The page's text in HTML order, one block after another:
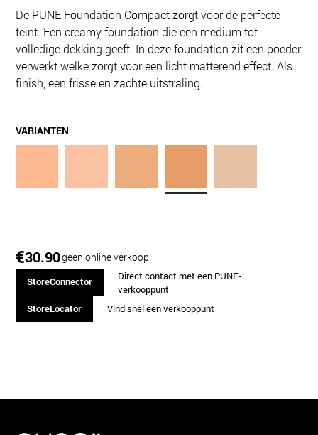
De PUNE Foundation Compact zorgt voor de perfecte
teint. Een creamy foundation die een medium tot
volledige dekking geeft. In deze foundation zit een poeder
verwerkt welke zorgt voor een licht matterend effect. Als
finish, een frisse en zachte uitstraling.
VARIANTEN
€30.90geen online verkoop
StoreConnector
Direct contact met een PUNE-
verkooppunt
StoreLocator
Vind snel een verkooppunt